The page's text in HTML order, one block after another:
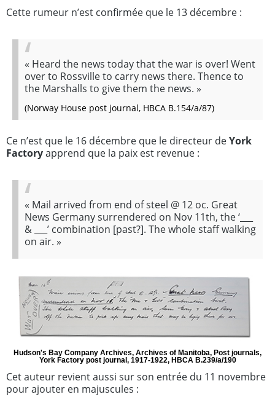
Cette rumeur n’est confirmée que le 13 décembre :
« Heard the news today that the war is over! Went
over to Rossville to carry news there. Thence to
the Marshalls to give them the news. »
(Norway House post journal, HBCA B.154/a/87)
Ce n’est que le 16 décembre que le directeur deYork
Factoryapprend que la paix est revenue :
« Mail arrived from end of steel @ 12 oc. Great
News Germany surrendered on Nov 11th, the ‘___
& ___’ combination [past?]. The whole staff walking
on air. »
Hudson's Bay Company Archives, Archives of Manitoba, Post journals,
York Factory post journal, 1917-1922, HBCA B.239/a/190
Cet auteur revient aussi sur son entrée du 11 novembre
pour ajouter en majuscules :